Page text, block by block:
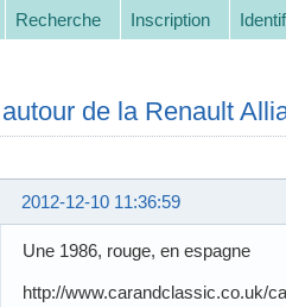
Recherche Inscription
de la Renault
2012-12-10 11:36:59
Une 1986, rouge, en espagne
http://www.carandclassic.co.uk/